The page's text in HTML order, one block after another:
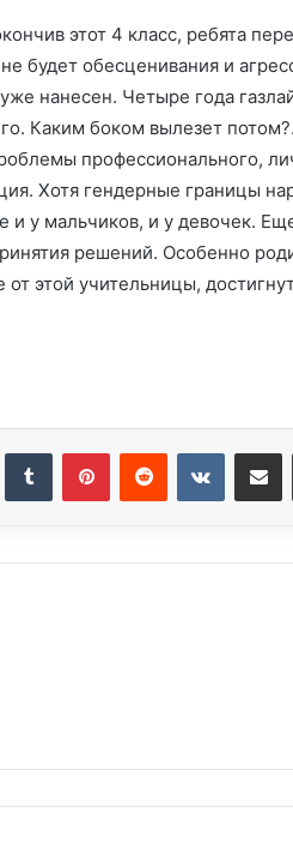
этот 4 класс, ребята
будет обесценивания и
нанесен. Четыре года
Каким боком вылезет
профессионального,
Хотя гендерные границы
и у мальчиков, и у девочек.
решений. Особенно
этой учительницы,
Tumblr PinterestReddit